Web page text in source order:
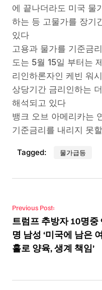
에 끝나더라도 미국 물
하는 등 고물가를 장기
있다
고용과 물가를 기준금
도는 5월 15일 부터는
리인하론자인 케빈 워
상당기간 금리인하는
해석되고 있다
뱅크 오브 아메리카는
기준금리를 내리지 못
Tagged: 물가급등
Post navigation
Previous Post:
트럼프 추방자 10명중
명 남성 ‘미국에 남은
홀로 양육, 생계 책임’